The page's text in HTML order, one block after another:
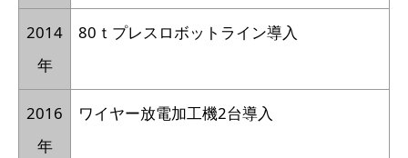
2014
年
80ｔプレスロボットライン導入
2016
年
ワイヤー放電加工機2台導入